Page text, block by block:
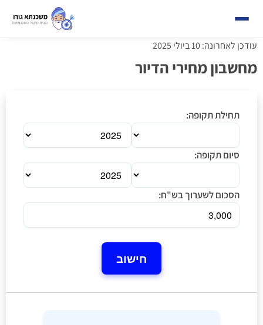
עודכן לאחרונה: 10 ביולי 2025
מחשבון מחירי הדיור
תחילת תקופה:
סיום תקופה:
הסכום לשערוך בש"ח:
חישוב